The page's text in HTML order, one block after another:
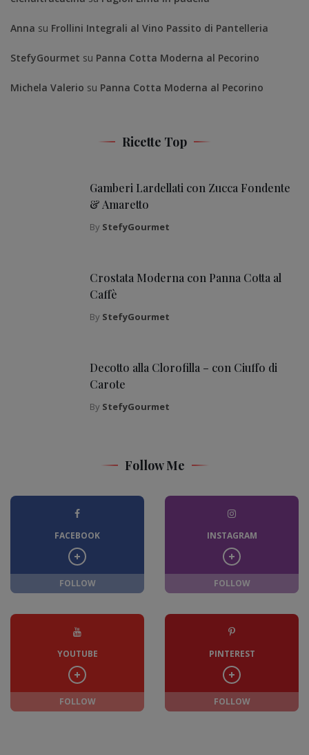
Anna su Frollini Integrali al Vino Passito di Pantelleria
StefyGourmet su Panna Cotta Moderna al Pecorino
Michela Valerio su Panna Cotta Moderna al Pecorino
Ricette Top
Gamberi Lardellati con Zucca Fondente
& Amaretto
By StefyGourmet
Crostata Moderna con Panna Cotta al
Caffè
By StefyGourmet
Decotto alla Clorofilla – con Ciuffo di
Carote
By StefyGourmet
Follow Me
FACEBOOK
FOLLOW
INSTAGRAM
FOLLOW
YOUTUBE
FOLLOW
PINTEREST
FOLLOW